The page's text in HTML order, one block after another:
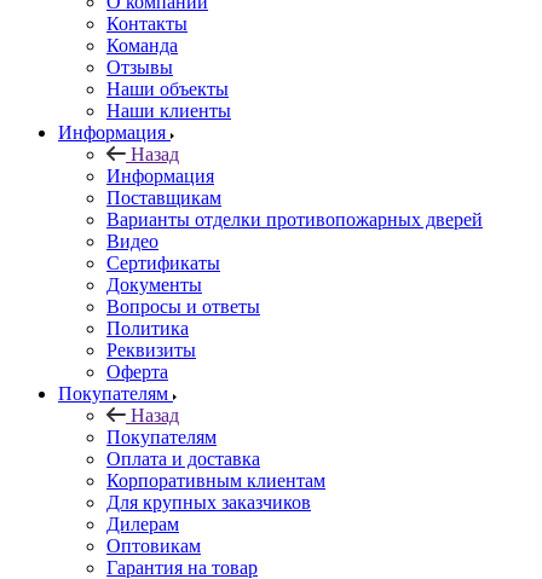
Контакты
Команда
Отзывы
Наши объекты
Наши клиенты
Информация
Назад
Информация
Поставщикам
Варианты отделки противопожарных дверей
Видео
Сертификаты
Документы
Вопросы и ответы
Политика
Реквизиты
Оферта
Покупателям
Назад
Покупателям
Оплата и доставка
Корпоративным клиентам
Для крупных заказчиков
Дилерам
Оптовикам
Гарантия на товар